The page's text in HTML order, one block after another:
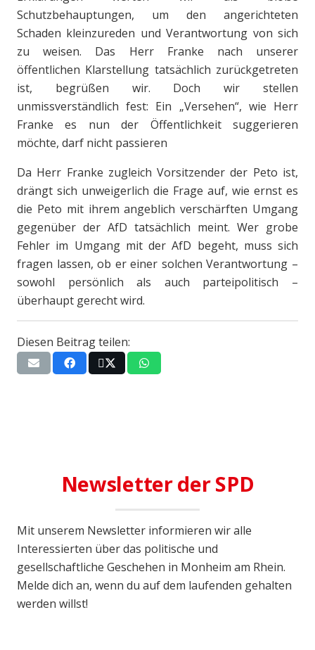
Schutzbehauptungen, um den angerichteten
Schaden kleinzureden und Verantwortung von sich
zu weisen. Das Herr Franke nach unserer
öffentlichen Klarstellung tatsächlich zurückgetreten
ist, begrüßen wir. Doch wir stellen
unmissverständlich fest: Ein „Versehen“, wie Herr
Franke es nun der Öffentlichkeit suggerieren
möchte, darf nicht passieren
Da Herr Franke zugleich Vorsitzender der Peto ist,
drängt sich unweigerlich die Frage auf, wie ernst es
die Peto mit ihrem angeblich verschärften Umgang
gegenüber der AfD tatsächlich meint. Wer grobe
Fehler im Umgang mit der AfD begeht, muss sich
fragen lassen, ob er einer solchen Verantwortung –
sowohl persönlich als auch parteipolitisch –
überhaupt gerecht wird.
Diesen Beitrag teilen:
Newsletter der SPD
Mit unserem Newsletter informieren wir alle
Interessierten über das politische und
gesellschaftliche Geschehen in Monheim am Rhein.
Melde dich an, wenn du auf dem laufenden gehalten
werden willst!